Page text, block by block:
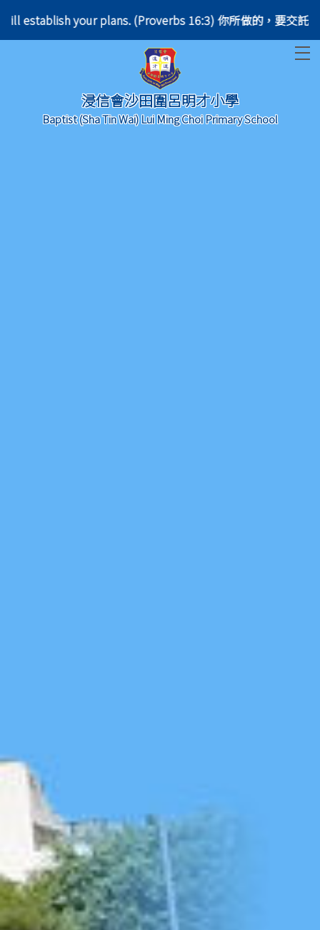
your plans. (Proverbs 16:3) 你所做的，要交託耶和
浸信會沙田圍呂明才小學
Baptist (Sha Tin Wai) Lui Ming Choi Primary School